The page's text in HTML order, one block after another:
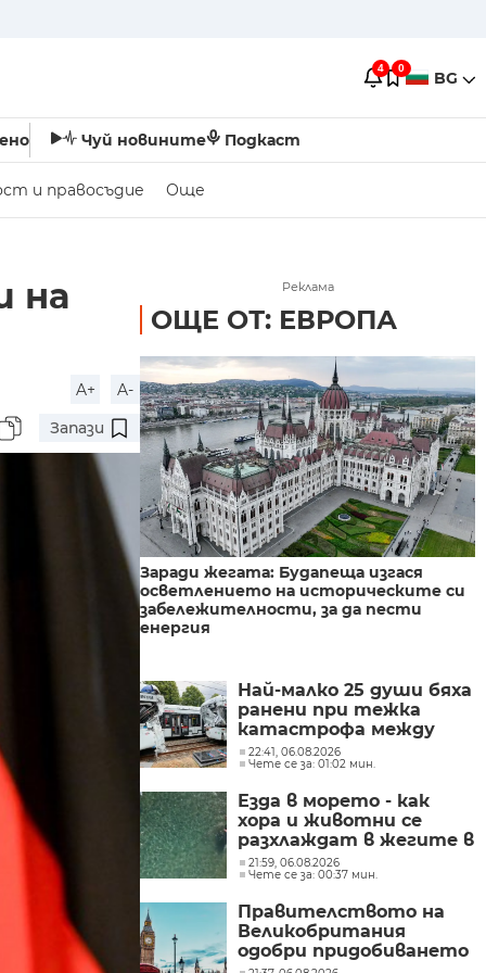
4 0 BG
Чуй новините Подкаст
и правосъдие Още
на
A+
A-
Запази
Реклама
ОЩЕ ОТ: ЕВРОПА
Заради жегата: Будапеща изгася
осветлението на историческите си
забележителности, за да пести
енергия
Най-малко 25 души бяха
ранени при тежка
катастрофа между
трамваи в западната
част на Германия
22:41, 06.08.2026
Чете се за: 01:02 мин.
Езда в морето - как
хора и животни се
разхлаждат в жегите в
Хърватска
21:59, 06.08.2026
Чете се за: 00:37 мин.
Правителството на
Великобритания
одобри придобиването